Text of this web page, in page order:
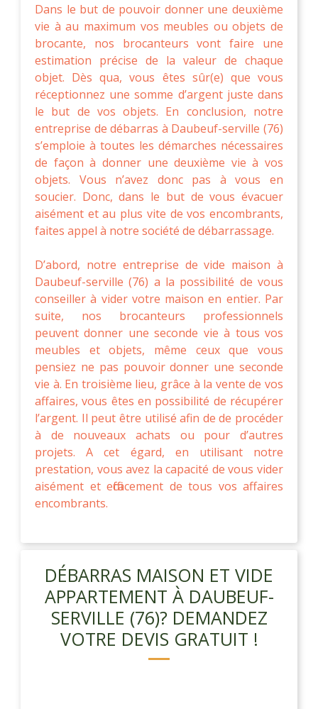
Dans le but de pouvoir donner une deuxième
vie à au maximum vos meubles ou objets de
brocante, nos brocanteurs vont faire une
estimation précise de la valeur de chaque
objet. Dès qua, vous êtes sûr(e) que vous
réceptionnez une somme d’argent juste dans
le but de vos objets. En conclusion, notre
entreprise de débarras à Daubeuf-serville (76)
s’emploie à toutes les démarches nécessaires
de façon à donner une deuxième vie à vos
objets. Vous n’avez donc pas à vous en
soucier. Donc, dans le but de vous évacuer
aisément et au plus vite de vos encombrants,
faites appel à notre société de débarrassage.
D’abord, notre entreprise de vide maison à
Daubeuf-serville (76) a la possibilité de vous
conseiller à vider votre maison en entier. Par
suite, nos brocanteurs professionnels
peuvent donner une seconde vie à tous vos
meubles et objets, même ceux que vous
pensiez ne pas pouvoir donner une seconde
vie à. En troisième lieu, grâce à la vente de vos
affaires, vous êtes en possibilité de récupérer
l’argent. Il peut être utilisé afin de de procéder
à de nouveaux achats ou pour d’autres
projets. A cet égard, en utilisant notre
prestation, vous avez la capacité de vous vider
aisément et efficacement de tous vos affaires
encombrants.
DÉBARRAS MAISON ET VIDE
APPARTEMENT À DAUBEUF-
SERVILLE (76)? DEMANDEZ
VOTRE DEVIS GRATUIT !